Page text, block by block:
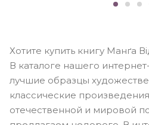
Хотите купить книгу Манґа
В каталоге нашего
лучшие образцы
классические
отечественной и мировой